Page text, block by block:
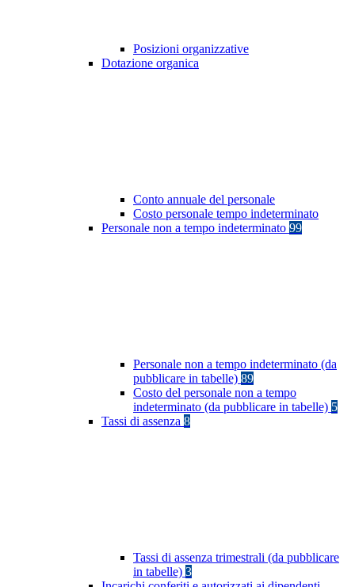
Posizioni organizzative
Dotazione organica
Conto annuale del personale
Costo personale tempo indeterminato
Personale non a tempo indeterminato 99
Personale non a tempo indeterminato (da
pubblicare in tabelle) 89
Costo del personale non a tempo
indeterminato (da pubblicare in tabelle) 5
Tassi di assenza 8
Tassi di assenza trimestrali (da pubblicare
in tabelle) 3